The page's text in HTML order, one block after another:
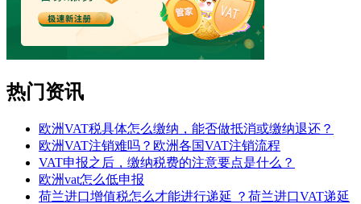
热门资讯
欧洲VAT税具体怎么缴纳，能否做抵消或缴纳退还？
欧洲VAT注销难吗？欧洲各国VAT注销流程
VAT申报之后，缴纳税费的注意要点是什么？
欧洲vat怎么低申报
荷兰进口增值税怎么才能进行递延 ？荷兰进口VAT递延